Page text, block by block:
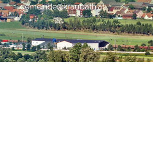
gemeinde@kraubath.at